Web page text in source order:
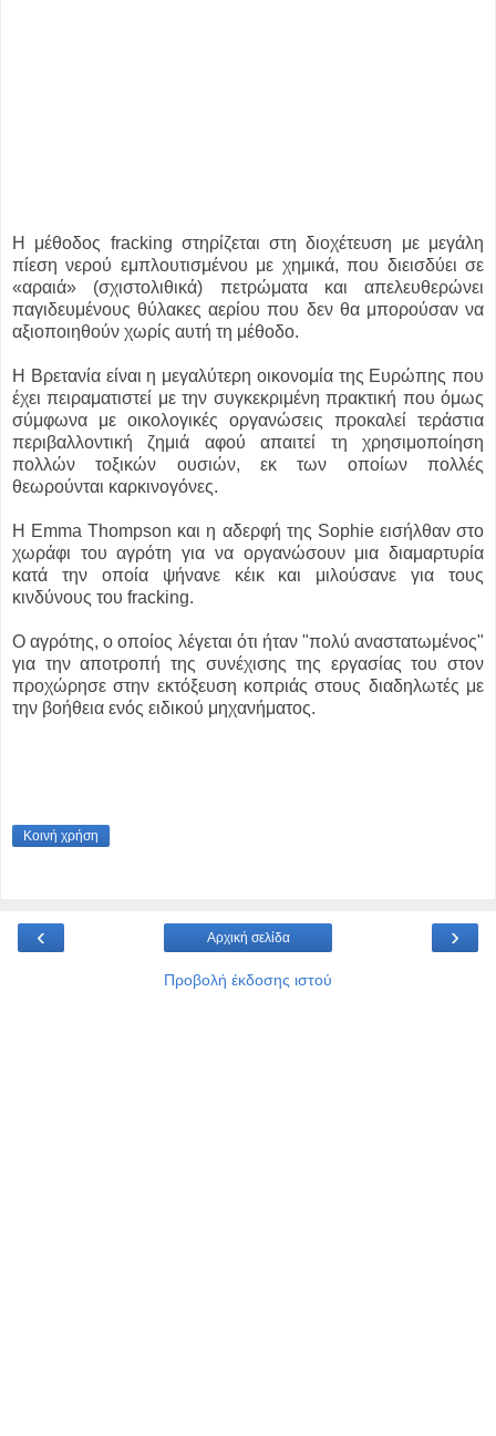
Η μέθοδος fracking στηρίζεται στη διοχέτευση με μεγάλη
πίεση νερού εμπλουτισμένου με χημικά, που διεισδύει σε
«αραιά» (σχιστολιθικά) πετρώματα και απελευθερώνει
παγιδευμένους θύλακες αερίου που δεν θα μπορούσαν να
αξιοποιηθούν χωρίς αυτή τη μέθοδο.
Η Βρετανία είναι η μεγαλύτερη οικονομία της Ευρώπης που
έχει πειραματιστεί με την συγκεκριμένη πρακτική που όμως
σύμφωνα με οικολογικές οργανώσεις προκαλεί τεράστια
περιβαλλοντική ζημιά αφού απαιτεί τη χρησιμοποίηση
πολλών τοξικών ουσιών, εκ των οποίων πολλές
θεωρούνται καρκινογόνες.
Η Emma Thompson και η αδερφή της Sophie εισήλθαν στο
χωράφι του αγρότη για να οργανώσουν μια διαμαρτυρία
κατά την οποία ψήνανε κέικ και μιλούσανε για τους
κινδύνους του fracking.
Ο αγρότης, ο οποίος λέγεται ότι ήταν "πολύ αναστατωμένος"
για την αποτροπή της συνέχισης της εργασίας του στον
προχώρησε στην εκτόξευση κοπριάς στους διαδηλωτές με
την βοήθεια ενός ειδικού μηχανήματος.
Κοινή χρήση
‹ ›
Αρχική σελίδα
Προβολή έκδοσης ιστού